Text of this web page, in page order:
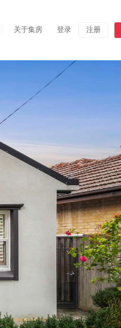
关于集房 登录 注册